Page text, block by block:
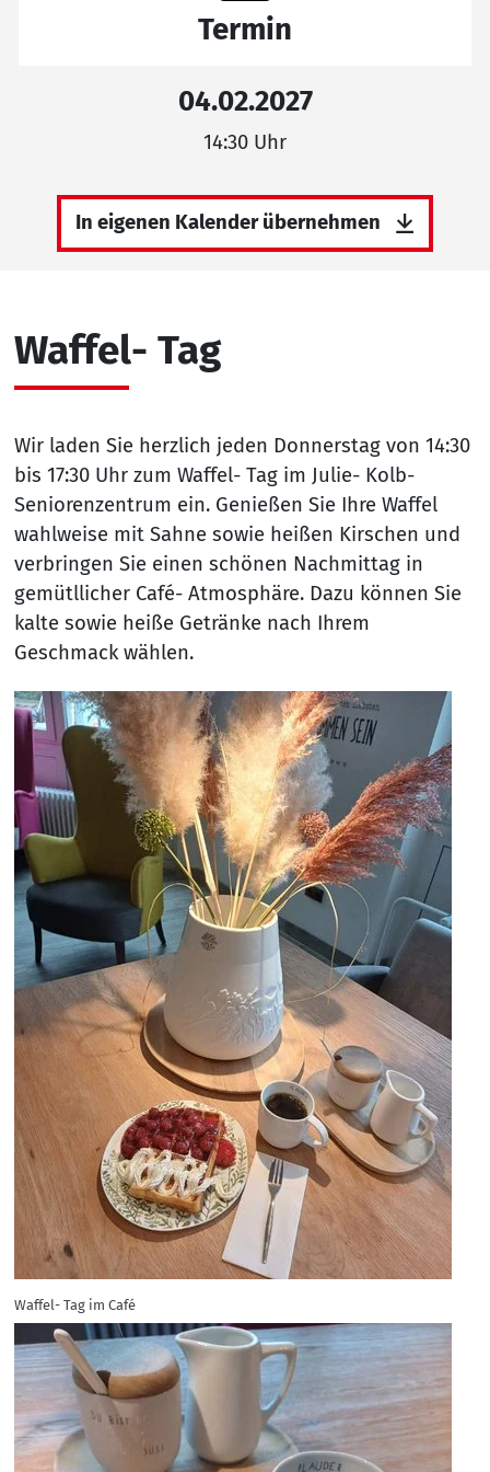
Waffel- Tag
Wir laden Sie herzlich jeden Donnerstag von 14:30
bis 17:30 Uhr zum Waffel- Tag im Julie- Kolb-
Seniorenzentrum ein. Genießen Sie Ihre Waffel
wahlweise mit Sahne sowie heißen Kirschen und
verbringen Sie einen schönen Nachmittag in
gemütllicher Café- Atmosphäre. Dazu können Sie
kalte sowie heiße Getränke nach Ihrem
Geschmack wählen.
Waffel- Tag im Café
Termin
04.02.2027
14:30 Uhr
In eigenen Kalender übernehmen